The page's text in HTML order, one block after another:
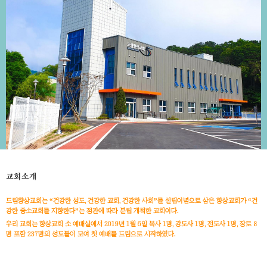
교회소개
드림향상교회는 “건강한 성도, 건강한 교회, 건강한 사회”를 설립이념으로 삼은 향상교회가 “건
강한 중소교회를 지향한다”는 정관에 따라 분립 개척한 교회이다.
우리 교회는 향상교회 소 예배실에서 2019년 1월 6일 목사 1명, 강도사 1명, 전도사 1명, 장로 8
명 포함 237명의 성도들이 모여 첫 예배를 드림으로 시작하였다.